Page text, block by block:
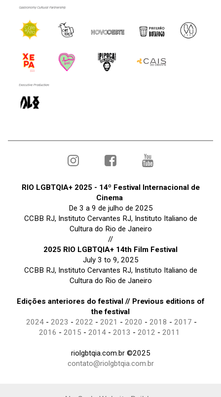
RIO LGBTQIA+ 2025 - 14º Festival Internacional de
Cinema
De 3 a 9 de julho de 2025
CCBB RJ, Instituto Cervantes RJ, Instituto Italiano de
Cultura do Rio de Janeiro
//
2025 RIO LGBTQIA+ 14th Film Festival
July 3 to 9, 2025
CCBB RJ, Instituto Cervantes RJ, Instituto Italiano de
Cultura do Rio de Janeiro
Edições anteriores do festival // Previous editions of
the festival
2024 - 2023 - 2022 - 2021 - 2020 - 2018 - 2017 -
2016 - 2015 - 2014 - 2013 - 2012 - 2011
riolgbtqia.com.br ©2025
contato@riolgbtqia.com.br